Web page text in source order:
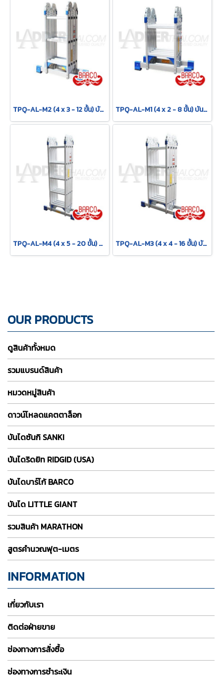
TPQ-AL-M2 (4 x 3 - 12 ขั้น) บันไดอเนกประสงค์อลูมิเนียม กาง พาด ทรง M "รุ่นข้อใหญ่" รุ่น M2 ขนาด 4 x 3 (12 ขั้น) BARCO TPQ-AL-M1 (4 x 2 - 8 ขั้น) บันไดอเนกประสงค์อลูมิเนียม กาง พาด ทรง M "รุ่นข้อใหญ่" รุ่น M1 ขนาด 4 x 2 (8 ขั้น) BARCO
TPQ-AL-M4 (4 x 5 - 20 ขั้น) บันไดอเนกประสงค์อลูมิเนียม กาง พาด ทรง M "รุ่นข้อใหญ่" รุ่น M4 ขนาด 4 x 5 (20 ขั้น) BARCO TPQ-AL-M3 (4 x 4 - 16 ขั้น) บันไดอเนกประสงค์อลูมิเนียม กาง พาด ทรง M "รุ่นข้อใหญ่" รุ่น M3 ขนาด 4 x 4 (16 ขั้น) BARCO
OUR PRODUCTS
ดูสินค้าทั้งหมด
รวมแบรนด์สินค้า
หมวดหมู่สินค้า
ดาวน์โหลดแคตตาล็อก
บันไดซันกิ SANKI
บันไดริดยิท RIDGID (USA)
บันไดบาร์โก้ BARCO
บันได LITTLE GIANT
รวมสินค้า MARATHON
สูตรคำนวณฟุต-เมตร
INFORMATION
เกี่ยวกับเรา
ติดต่อฝ่ายขาย
ช่องทางการสั่งซื้อ
ช่องทางการชำระเงิน